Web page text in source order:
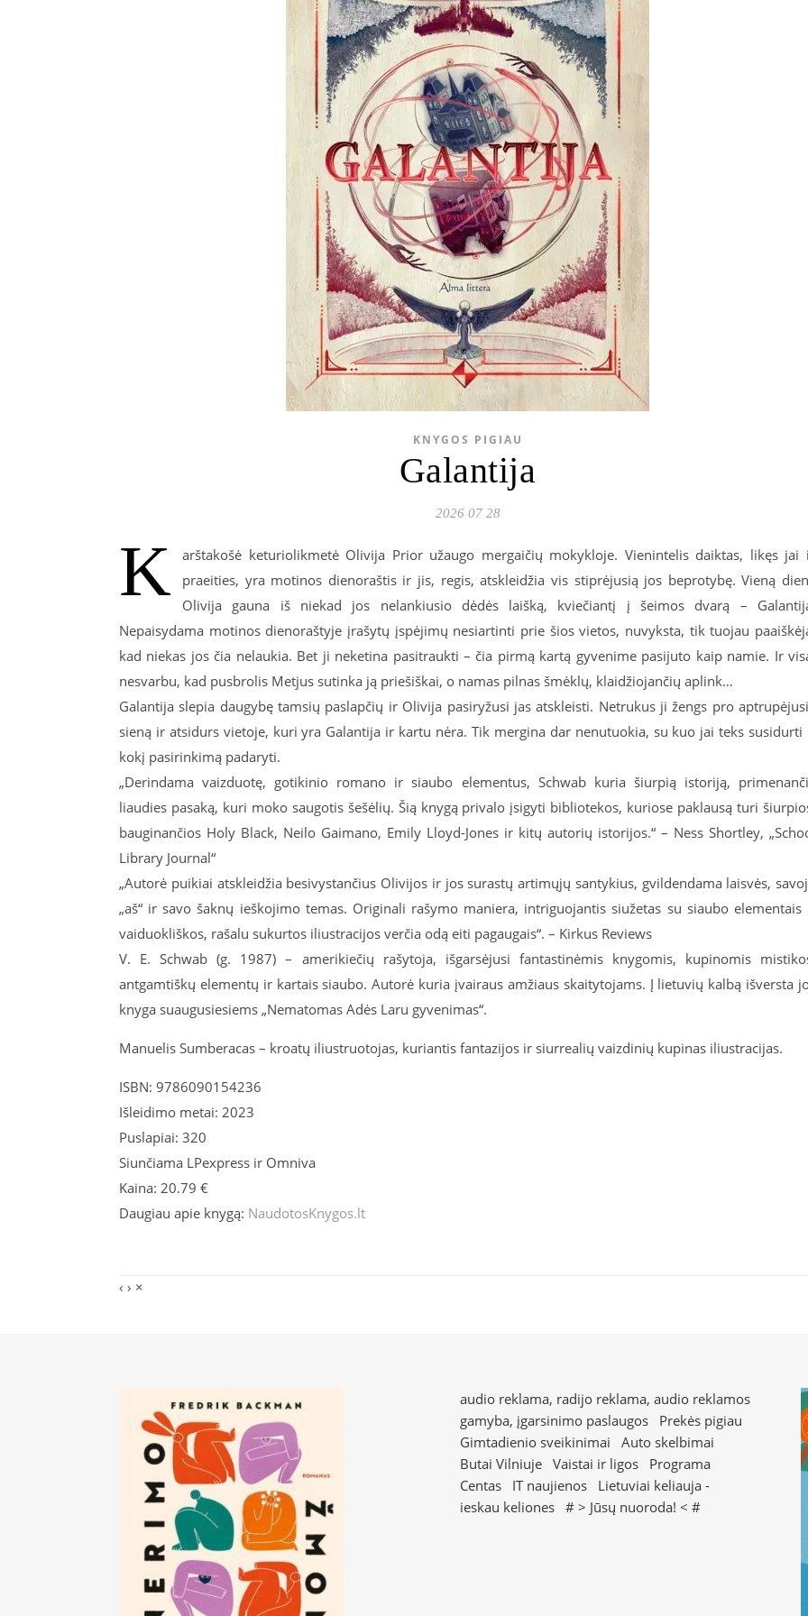
KNYGOS PIGIAU
Galantija
2026 07 28
K
arštakošė keturiolikmetė Olivija Prior užaugo mergaičių mokykloje. Vienintelis daiktas, likęs jai
praeities, yra motinos dienoraštis ir jis, regis, atskleidžia vis stiprėjusią jos beprotybę. Vieną
Olivija gauna iš niekad jos nelankiusio dėdės laišką, kviečiantį į šeimos dvarą –
Nepaisydama motinos dienoraštyje įrašytų įspėjimų nesiartinti prie šios vietos, nuvyksta, tik tuojau
kad niekas jos čia nelaukia. Bet ji neketina pasitraukti – čia pirmą kartą gyvenime pasijuto kaip namie. Ir
nesvarbu, kad pusbrolis Metjus sutinka ją priešiškai, o namas pilnas šmėklų, klaidžiojančių aplink…
Galantija slepia daugybę tamsių paslapčių ir Olivija pasiryžusi jas atskleisti. Netrukus ji žengs pro
sieną ir atsidurs vietoje, kuri yra Galantija ir kartu nėra. Tik mergina dar nenutuokia, su kuo jai teks susidurti
kokį pasirinkimą padaryti.
„Derindama vaizduotę, gotikinio romano ir siaubo elementus, Schwab kuria šiurpią istoriją,
liaudies pasaką, kuri moko saugotis šešėlių. Šią knygą privalo įsigyti bibliotekos, kuriose paklausą turi
bauginančios Holy Black, Neilo Gaimano, Emily Lloyd-Jones ir kitų autorių istorijos.“ – Ness Shortley,
Library Journal“
„Autorė puikiai atskleidžia besivystančius Olivijos ir jos surastų artimųjų santykius, gvildendama laisvės,
„aš“ ir savo šaknų ieškojimo temas. Originali rašymo maniera, intriguojantis siužetas su siaubo elementais
vaiduokliškos, rašalu sukurtos iliustracijos verčia odą eiti pagaugais“. – Kirkus Reviews
V. E. Schwab (g. 1987) – amerikiečių rašytoja, išgarsėjusi fantastinėmis knygomis, kupinomis
antgamtiškų elementų ir kartais siaubo. Autorė kuria įvairaus amžiaus skaitytojams. Į lietuvių kalbą išversta
knyga suaugusiesiems „Nematomas Adės Laru gyvenimas“.
Manuelis Sumberacas – kroatų iliustruotojas, kuriantis fantazijos ir siurrealių vaizdinių kupinas iliustracijas.
ISBN: 9786090154236
Išleidimo metai: 2023
Puslapiai: 320
Siunčiama LPexpress ir Omniva
Kaina: 20.79 €
Daugiau apie knygą: NaudotosKnygos.lt
‹ › ×
audio reklama, radijo reklama, audio reklamos
gamyba, įgarsinimo paslaugos
Prekės pigiau
Gimtadienio sveikinimai
Auto skelbimai
Butai Vilniuje Vaistai ir ligos
Programa
Centas
IT naujienos
Lietuviai keliauja -
ieskau keliones # > Jūsų nuoroda! < #